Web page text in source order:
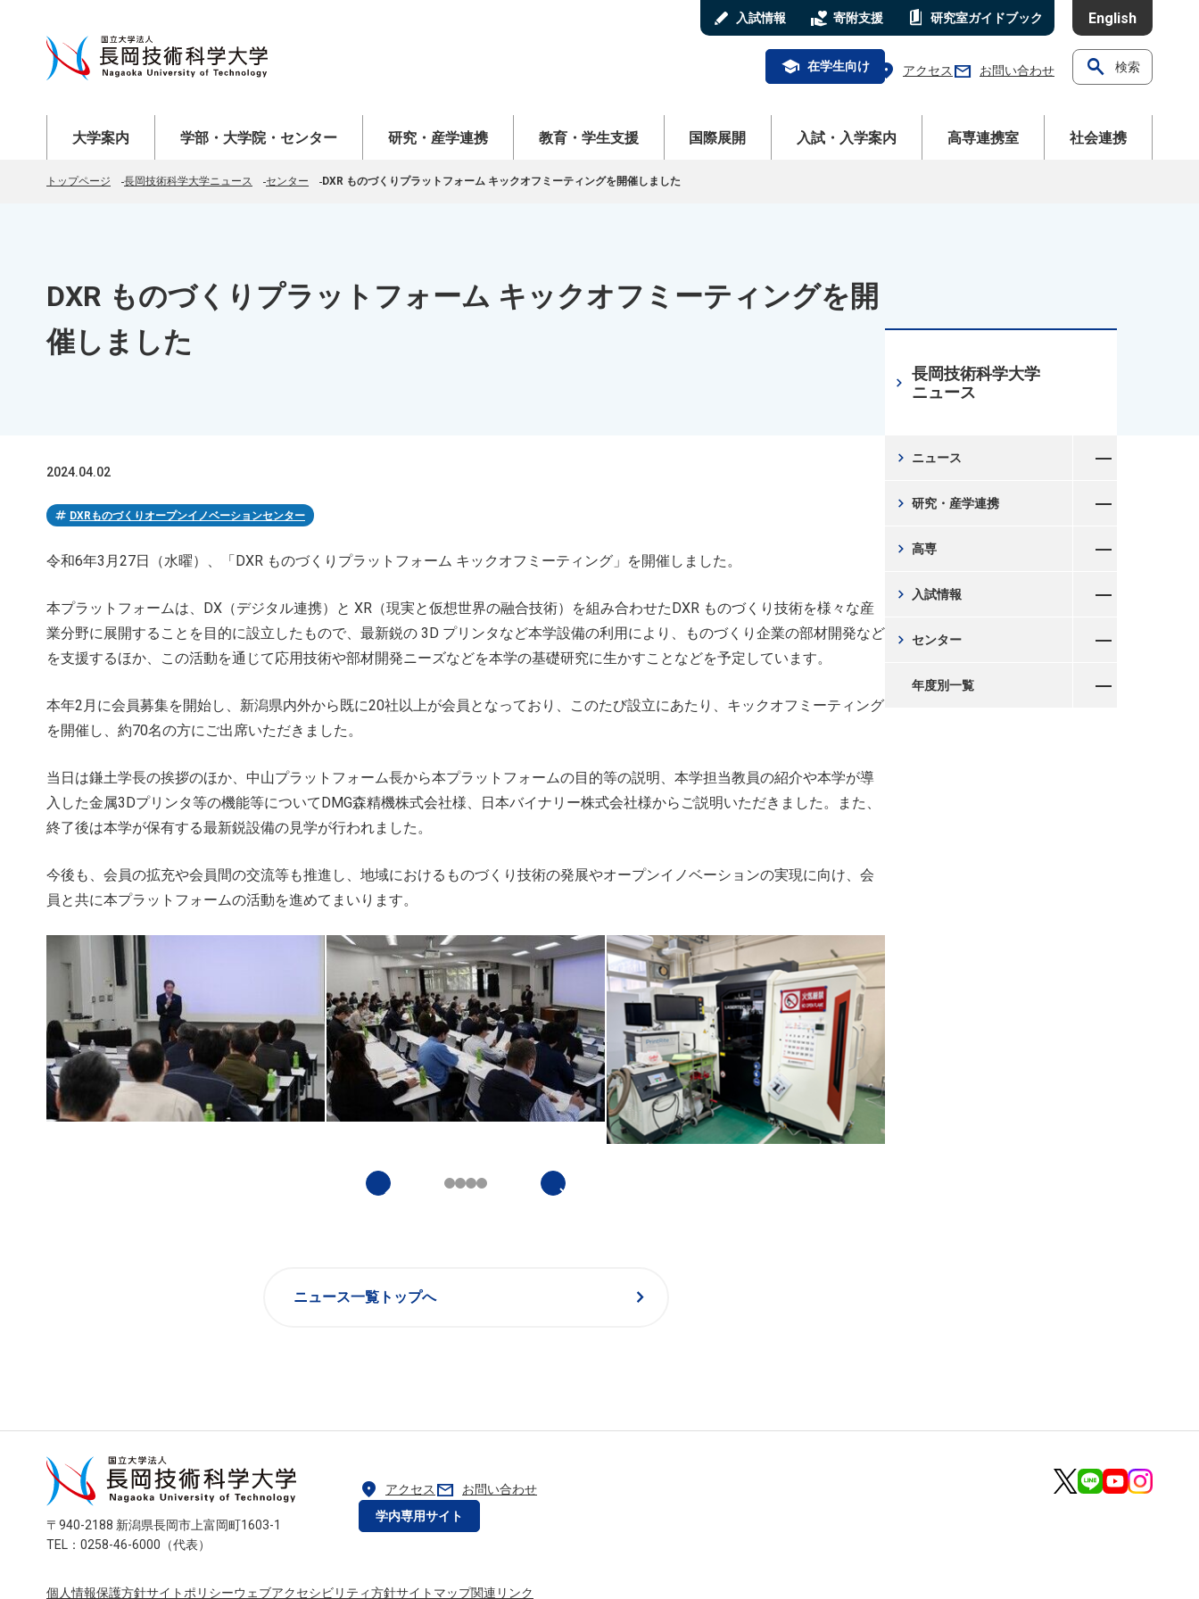
stylus 入試情報 volunteer_activism 寄附支援 book_5 研究室ガイドブック English
school 在学生向け location_on アクセス mail お問い合わせ search 検索
大学案内
学部・大学院・センター
研究・産学連携
教育・学生支援
国際展開
入試・入学案内
高専連携室
社会連携
トップページ 長岡技術科学大学ニュース センター DXR ものづくりプラットフォーム キックオフミーティングを開催しました
DXR ものづくりプラットフォーム キックオフミーティングを開
催しました
2024.04.02
tag DXRものづくりオープンイノベーションセンター
令和6年3月27日（水曜）、「DXR ものづくりプラットフォーム キックオフミーティング」を開催しました。
本プラットフォームは、DX（デジタル連携）と XR（現実と仮想世界の融合技術）を組み合わせたDXR ものづくり技術を様々な産
業分野に展開することを目的に設立したもので、最新鋭の 3D プリンタなど本学設備の利用により、ものづくり企業の部材開発など
を支援するほか、この活動を通じて応用技術や部材開発ニーズなどを本学の基礎研究に生かすことなどを予定しています。
本年2月に会員募集を開始し、新潟県内外から既に20社以上が会員となっており、このたび設立にあたり、キックオフミーティング
を開催し、約70名の方にご出席いただきました。
当日は鎌土学長の挨拶のほか、中山プラットフォーム長から本プラットフォームの目的等の説明、本学担当教員の紹介や本学が導
入した金属3Dプリンタ等の機能等についてDMG森精機株式会社様、日本バイナリー株式会社様からご説明いただきました。また、
終了後は本学が保有する最新鋭設備の見学が行われました。
今後も、会員の拡充や会員間の交流等も推進し、地域におけるものづくり技術の発展やオープンイノベーションの実現に向け、会
員と共に本プラットフォームの活動を進めてまいります。
chevron_left chevron_right
ニュース一覧トップへ chevron_right
長岡技術科学大学
ニュース
chevron_right
ニュース
chevron_right
研究・産学連携
chevron_right
高専
chevron_right
入試情報
chevron_right
センター
chevron_right
年度別一覧
〒940-2188 新潟県長岡市上富岡町1603-1
TEL：0258-46-6000（代表）
location_on アクセス mail
お問い合わせ
学内専用サイト
個人情報保護方針サイトポリシーウェブアクセシビリティ方針サイトマップ関連リンク